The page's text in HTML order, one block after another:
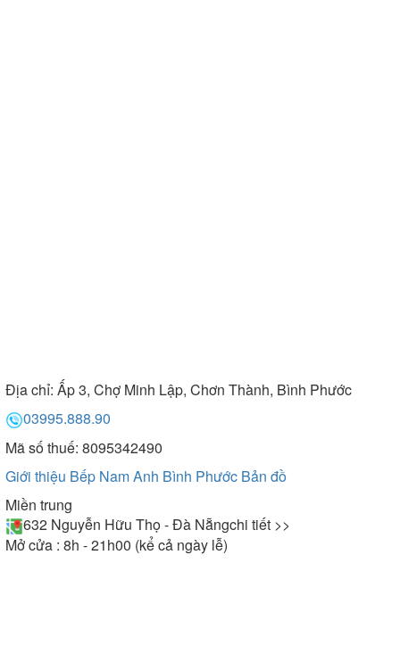
Địa chỉ: Ấp 3, Chợ Minh Lập, Chơn Thành, Bình Phước
03995.888.90
Mã số thuế: 8095342490
Giới thiệu Bếp Nam Anh Bình Phước Bản đồ
Miền trung
632 Nguyễn Hữu Thọ - Đà Nẵngchi tiết >>
Mở cửa : 8h - 21h00 (kể cả ngày lễ)